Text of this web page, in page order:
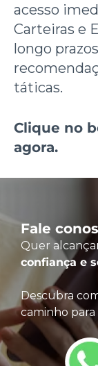
acesso
Carteiras e
longo
táticas.
Clique no
agora.
Fale
Quer
confiança e
Descubra
caminho para